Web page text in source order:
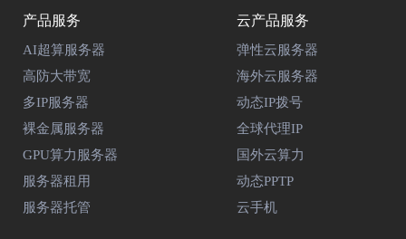
产品服务
AI超算服务器
高防大带宽
多IP服务器
裸金属服务器
GPU算力服务器
服务器租用
服务器托管
云产品服务
弹性云服务器
海外云服务器
动态IP拨号
全球代理IP
国外云算力
动态PPTP
云手机